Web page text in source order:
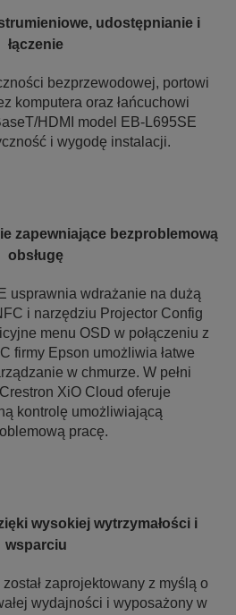
udostępnianie i
łączenie
bezprzewodowej, portowi
komputera oraz łańcuchowi
HDMI model EB-L695SE
i wygodę instalacji.
zapewniające bezproblemową
obsługę
usprawnia wdrażanie na dużą
i narzędziu Projector Config
menu OSD w połączeniu z
firmy Epson umożliwia łatwe
w chmurze. W pełni
XiO Cloud oferuje
kontrolę umożliwiającą
pracę.
wysokiej wytrzymałości i
wsparciu
zaprojektowany z myślą o
wydajności i wyposażony w